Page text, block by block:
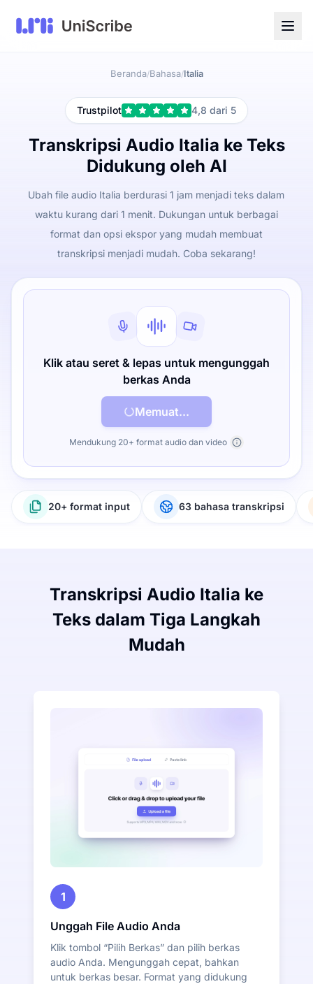
Beranda/Bahasa/Italia
Trustpilot 4,8 dari 5
Transkripsi Audio Italia ke Teks
Didukung oleh AI
Ubah file audio Italia berdurasi 1 jam menjadi teks dalam
waktu kurang dari 1 menit. Dukungan untuk berbagai
format dan opsi ekspor yang mudah membuat
transkripsi menjadi mudah. Coba sekarang!
Klik atau seret & lepas untuk mengunggah
berkas Anda
Memuat...
Mendukung 20+ format audio dan video
20+ format input 63 bahasa transkripsi
Transkripsi Audio Italia ke
Teks dalam Tiga Langkah
Mudah
1
Unggah File Audio Anda
Klik tombol “Pilih Berkas” dan pilih berkas
audio Anda. Mengunggah cepat, bahkan
untuk berkas besar. Format yang didukung